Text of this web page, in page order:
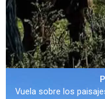
Vuela sobre los